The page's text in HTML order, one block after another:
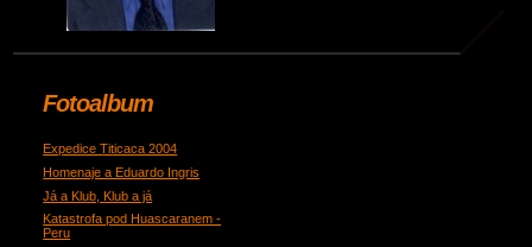
Fotoalbum
Expedice Titicaca 2004
Homenaje a Eduardo Ingris
Já a Klub, Klub a já
Katastrofa pod Huascaranem -
Peru